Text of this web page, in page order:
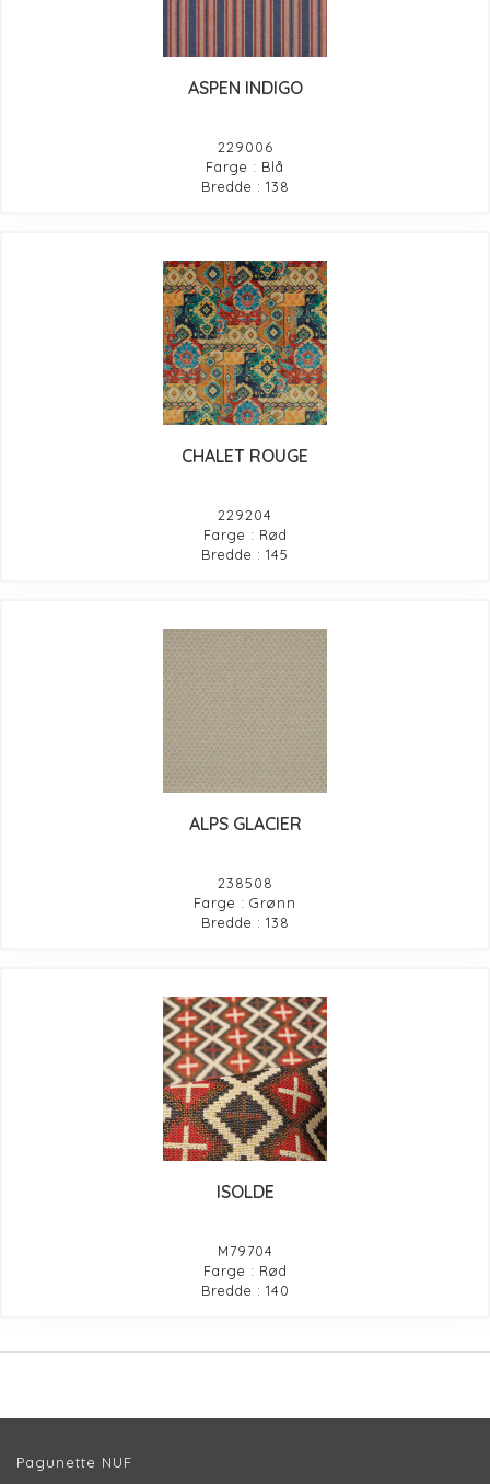
ASPEN INDIGO
229006
Farge : Blå
Bredde : 138
CHALET ROUGE
229204
Farge : Rød
Bredde : 145
ALPS GLACIER
238508
Farge : Grønn
Bredde : 138
ISOLDE
M79704
Farge : Rød
Bredde : 140
Pagunette NUF